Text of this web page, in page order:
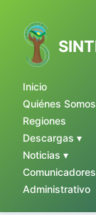
Inicio
Quiénes
Regiones
Descargas ▾
Noticias ▾
Comunicadores
Administrativo
contenido